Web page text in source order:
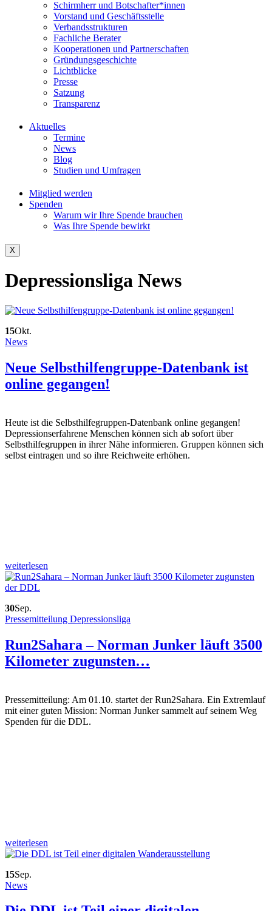
Schirmherr und Botschafter*innen
Vorstand und Geschäftsstelle
Verbandsstrukturen
Fachliche Berater
Kooperationen und Partnerschaften
Gründungsgeschichte
Lichtblicke
Presse
Satzung
Transparenz
Aktuelles
Termine
News
Blog
Studien und Umfragen
Mitglied werden
Spenden
Warum wir Ihre Spende brauchen
Was Ihre Spende bewirkt
X
Depressionsliga News
15Okt.
News
Neue Selbsthilfengruppe-Datenbank ist
online gegangen!
Heute ist die Selbsthilfegruppen-Datenbank online gegangen!
Depressionserfahrene Menschen können sich ab sofort über
Selbsthilfegruppen in ihrer Nähe informieren. Gruppen können sich
selbst eintragen und so ihre Reichweite erhöhen.
weiterlesen
30Sep.
Pressemitteilung Depressionsliga
Run2Sahara – Norman Junker läuft 3500
Kilometer zugunsten…
Pressemitteilung: Am 01.10. startet der Run2Sahara. Ein Extremlauf
mit einer guten Mission: Norman Junker sammelt auf seinem Weg
Spenden für die DDL.
weiterlesen
15Sep.
News